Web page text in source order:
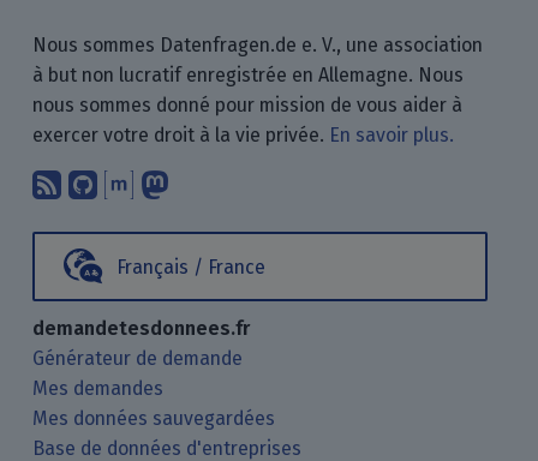
Nous sommes Datenfragen.de e. V., une association
à but non lucratif enregistrée en Allemagne. Nous
nous sommes donné pour mission de vous aider à
exercer votre droit à la vie privée. En savoir plus.
Abonnez-vous à notre blog en
Nous trouver sur GitHub.
Échanger avec nous via Matrix.
Français / France
demandetesdonnees.fr
Générateur de demande
Mes demandes
Mes données sauvegardées
Base de données d'entreprises